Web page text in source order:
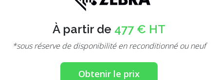
À partir de 477 € HT
*sous réserve de disponibilité en reconditionné ou neuf
Obtenir le prix